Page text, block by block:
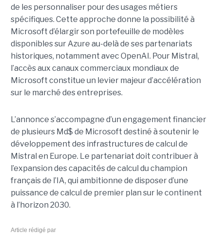
de les personnaliser pour des usages métiers
spécifiques. Cette approche donne la possibilité à
Microsoft d’élargir son portefeuille de modèles
disponibles sur Azure au-delà de ses partenariats
historiques, notamment avec OpenAI. Pour Mistral,
l’accès aux canaux commerciaux mondiaux de
Microsoft constitue un levier majeur d’accélération
sur le marché des entreprises.
L’annonce s’accompagne d’un engagement financier
de plusieurs Md$ de Microsoft destiné à soutenir le
développement des infrastructures de calcul de
Mistral en Europe. Le partenariat doit contribuer à
l’expansion des capacités de calcul du champion
français de l’IA, qui ambitionne de disposer d’une
puissance de calcul de premier plan sur le continent
à l’horizon 2030.
Article rédigé par